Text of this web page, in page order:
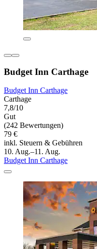
Budget Inn Carthage
Budget Inn Carthage
Carthage
7,8/10
Gut
(242 Bewertungen)
79 €
inkl. Steuern & Gebühren
10. Aug.–11. Aug.
Budget Inn Carthage